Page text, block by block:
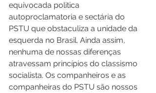
equivocada politica
autoproclamatoria e sectária do
PSTU que obstaculiza a unidade da
esquerda no Brasil. Ainda assim,
nenhuma de nossas diferenças
atravessam princípios do classismo
socialista. Os companheiros e as
companheiras do PSTU são nossos